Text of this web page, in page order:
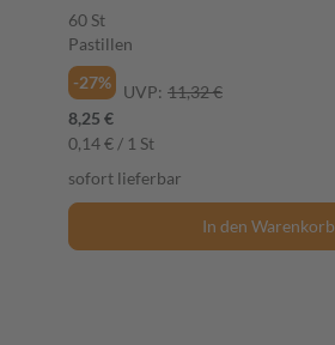
60 St
Pastillen
-27%
UVP: 11,32 €
8,25 €
0,14 € / 1 St
sofort lieferbar
In den Warenkorb